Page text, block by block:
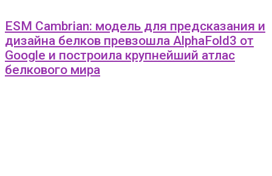
ESM Cambrian: модель для предсказания и
дизайна белков превзошла AlphaFold3 от
Google и построила крупнейший атлас
белкового мира